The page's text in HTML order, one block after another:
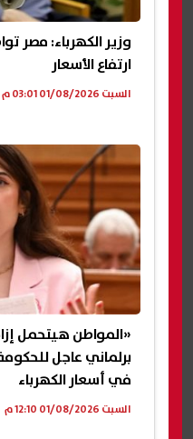
وزير الكهرباء: مصر
ارتفاع الأسعار
السبت 01/08/2026 03:01 م
«المواطن هيتحمل
برلماني عاجل
في أسعار الكهرباء
السبت 01/08/2026 12:10 م